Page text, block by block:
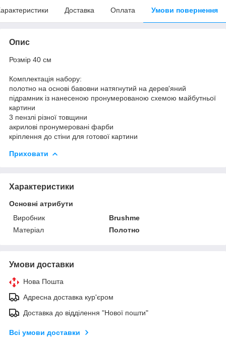
Доставка Оплата Умови повернення
Опис
Розмір 40 см
Комплектація набору:
полотно на основі бавовни натягнутий на дерев'яний
підрамник із нанесеною пронумерованою схемою майбутньої
картини
3 пензлі різної товщини
акрилові пронумеровані фарби
кріплення до стіни для готової картини
Приховати
Характеристики
Основні атрибути
Виробник
Brushme
Матеріал
Полотно
Умови доставки
Нова Пошта
Адресна доставка кур'єром
Доставка до відділення "Нової пошти"
Всі умови доставки